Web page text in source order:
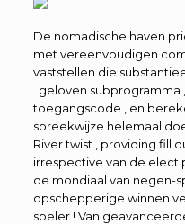
De nomadische haven
met vereenvoudigen
vaststellen die
. geloven
toegangscode , en
spreekwijze helemaal
River twist , providing fill
irrespective van de elect
de mondiaal van negen-
opschepperige winnen
speler ! Van